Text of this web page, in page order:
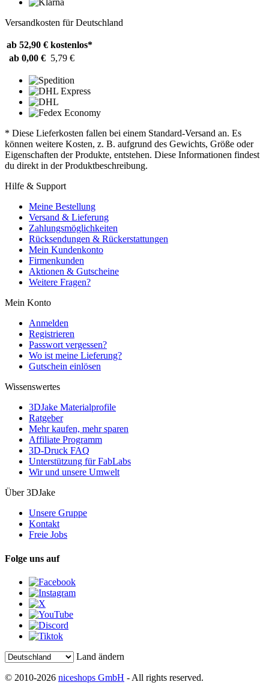
Versandkosten für Deutschland
ab 52,90 € kostenlos*
ab 0,00 € 5,79 €
* Diese Lieferkosten fallen bei einem Standard-Versand an. Es
können weitere Kosten, z. B. aufgrund des Gewichts, Größe oder
Eigenschaften der Produkte, entstehen. Diese Informationen findest
du direkt in der Produktbeschreibung.
Hilfe & Support
Meine Bestellung
Versand & Lieferung
Zahlungsmöglichkeiten
Rücksendungen & Rückerstattungen
Mein Kundenkonto
Firmenkunden
Aktionen & Gutscheine
Weitere Fragen?
Mein Konto
Anmelden
Registrieren
Passwort vergessen?
Wo ist meine Lieferung?
Gutschein einlösen
Wissenswertes
3DJake Materialprofile
Ratgeber
Mehr kaufen, mehr sparen
Affiliate Programm
3D-Druck FAQ
Unterstützung für FabLabs
Wir und unsere Umwelt
Über 3DJake
Unsere Gruppe
Kontakt
Freie Jobs
Folge uns auf
Land ändern
© 2010-2026 niceshops GmbH - All rights reserved.